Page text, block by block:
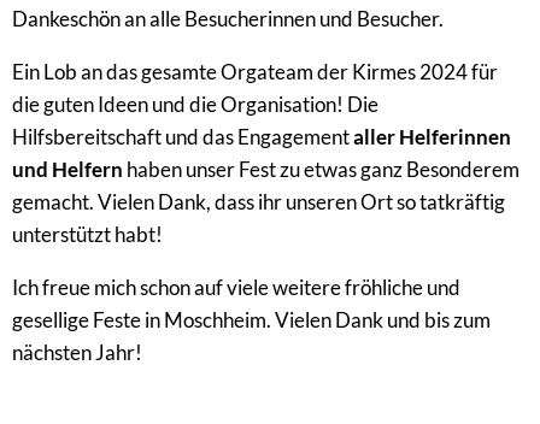
Dankeschön an alle Besucherinnen und Besucher.
Ein Lob an das gesamte Orgateam der Kirmes 2024 für
die guten Ideen und die Organisation! Die
Hilfsbereitschaft und das Engagementaller Helferinnen
und Helfern haben unser Fest zu etwas ganz Besonderem
gemacht. Vielen Dank, dass ihr unseren Ort so tatkräftig
unterstützt habt!
Ich freue mich schon auf viele weitere fröhliche und
gesellige Feste in Moschheim. Vielen Dank und bis zum
nächsten Jahr!